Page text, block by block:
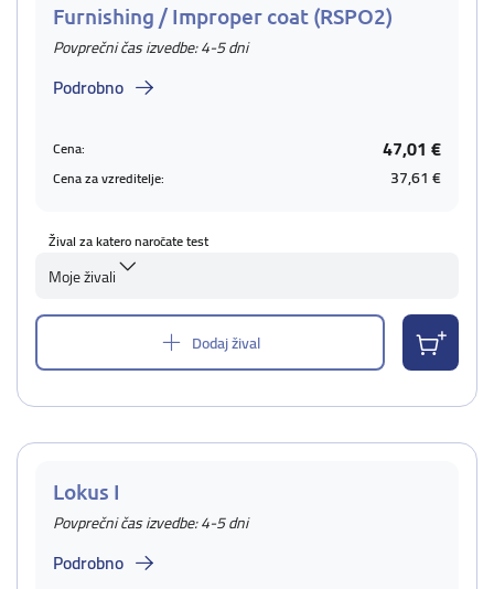
Furnishing / Improper coat (RSPO2)
Povprečni čas izvedbe: 4-5 dni
Podrobno
Cena: 47,01 €
Cena za vzreditelje: 37,61 €
Žival za katero naročate test
Moje živali
Dodaj žival
Lokus I
Povprečni čas izvedbe: 4-5 dni
Podrobno